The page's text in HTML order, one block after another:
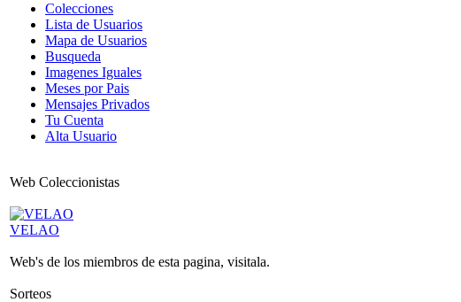
Colecciones
Lista de Usuarios
Mapa de Usuarios
Busqueda
Imagenes Iguales
Meses por Pais
Mensajes Privados
Tu Cuenta
Alta Usuario
Web Coleccionistas
VELAO
Web's de los miembros de esta pagina, visitala.
Sorteos